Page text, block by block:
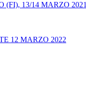
13/14 MARZO 2021
12 MARZO 2022